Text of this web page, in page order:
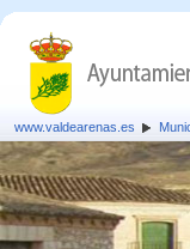
www.valdearenas.es